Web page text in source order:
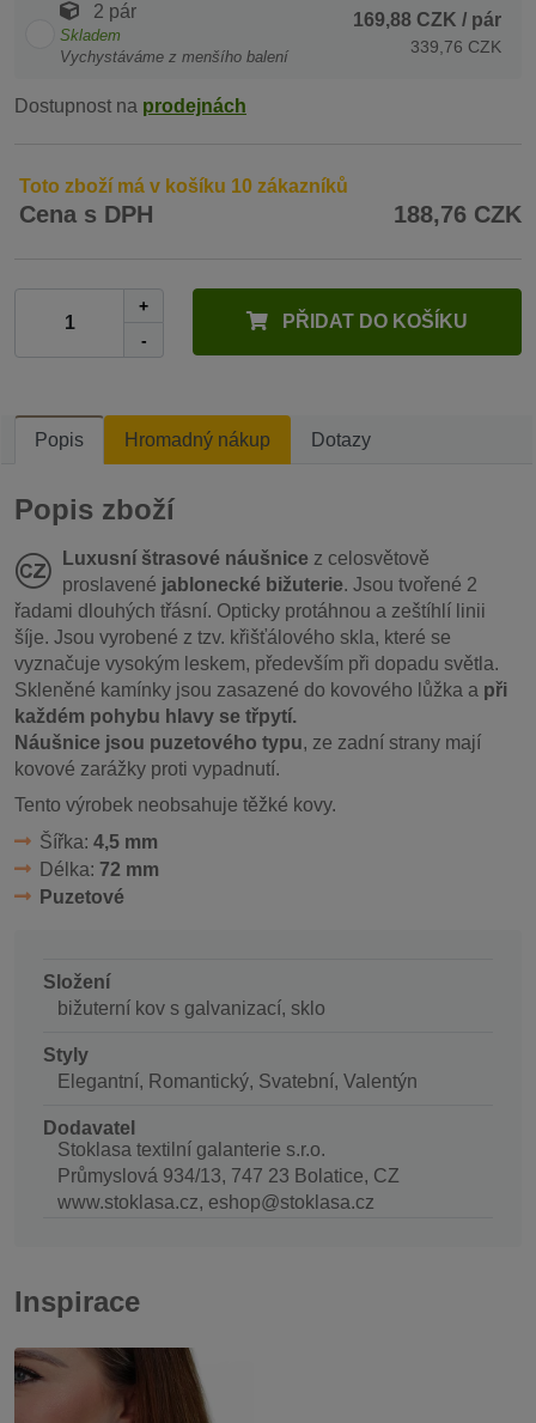
2 pár
Skladem
Vychystáváme z menšího balení
169,88 CZK / pár
339,76 CZK
Dostupnost na prodejnách
Toto zboží má v košíku 10 zákazníků
Cena s DPH 188,76 CZK
+
-
PŘIDAT DO KOŠÍKU
Popis Hromadný nákup Dotazy
Popis zboží
Luxusní štrasové náušnice z celosvětově
proslavené jablonecké bižuterie. Jsou tvořené 2
řadami dlouhých třásní. Opticky protáhnou a zeštíhlí linii
šíje. Jsou vyrobené z tzv. křišťálového skla, které se
vyznačuje vysokým leskem, především při dopadu světla.
Skleněné kamínky jsou zasazené do kovového lůžka a při
každém pohybu hlavy se třpytí.
Náušnice jsou puzetového typu, ze zadní strany mají
kovové zarážky proti vypadnutí.
Tento výrobek neobsahuje těžké kovy.
Šířka: 4,5 mm
Délka: 72 mm
Puzetové
Složení
bižuterní kov s galvanizací, sklo
Styly
Elegantní, Romantický, Svatební, Valentýn
Dodavatel
Stoklasa textilní galanterie s.r.o.
Průmyslová 934/13, 747 23 Bolatice, CZ
www.stoklasa.cz, eshop@stoklasa.cz
Inspirace